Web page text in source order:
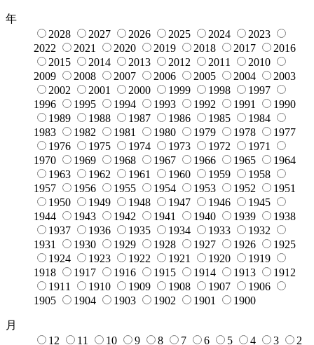
年
2028
2027 2026 2025 2024
2023
2022
2021 2020 2019 2018 2017
2016
2015
2014 2013 2012 2011
2010
2009
2008 2007 2006 2005 2004
2003
2002
2001 2000 1999 1998
1997
1996
1995 1994 1993 1992 1991
1990
1989
1988 1987 1986 1985
1984
1983
1982 1981 1980 1979 1978
1977
1976
1975 1974 1973 1972
1971
1970
1969 1968 1967 1966 1965
1964
1963
1962 1961 1960 1959
1958
1957
1956 1955 1954 1953 1952
1951
1950
1949 1948 1947 1946
1945
1944
1943 1942 1941 1940 1939
1938
1937
1936 1935 1934 1933
1932
1931
1930 1929 1928 1927 1926
1925
1924
1923 1922 1921 1920
1919
1918
1917 1916 1915 1914 1913
1912
1911
1910 1909 1908 1907
1906
1905
1904 1903 1902 1901 1900
月
12
11 10 9 8 7 6 5 4 3
2